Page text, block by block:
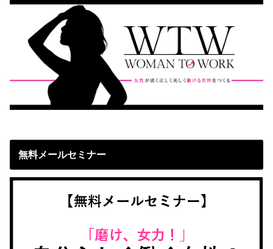
無料メールセミナー